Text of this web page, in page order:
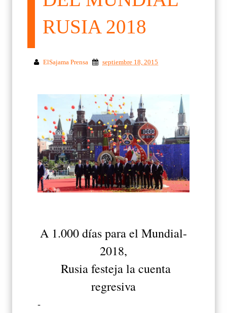
RUSIA 2018
ElSajama Prensa septiembre 18, 2015
A 1.000 días para el Mundial-
2018,
Rusia festeja la cuenta
regresiva
-